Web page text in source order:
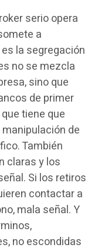
serio opera
a
la segregación
no se mezcla
sino que
de primer
tiene que
de
También
claras y los
Si los retiros
contactar a
mala señal. Y
no escondidas